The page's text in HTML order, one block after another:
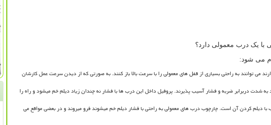
با یک درب معمولی دارد؟
می شود:
می توانند به راحتی بسیاری از قفل های معمولی را با سرعت بالا باز کنند. به صورتی که از دیدن سرعت عمل کارشان
شدت دربرابر ضربه و فشار آسیب پذیرند. پروفیل داخل این درب ها با فشار نه چندان زیاد دیلم خم میشود و راه را
دیلم کردن آن است. چارچوب درب های معمولی به راحتی با فشار دیلم خم میشوند فرو میروند و در بعضی مواقع می